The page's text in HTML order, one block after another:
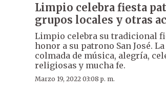
Limpio celebra fiesta
grupos locales y otras
Limpio celebra su tradicional
honor a su patrono San José.
colmada de música, alegría,
religiosas y mucha fe.
Marzo 19, 2022 03:08 p. m.